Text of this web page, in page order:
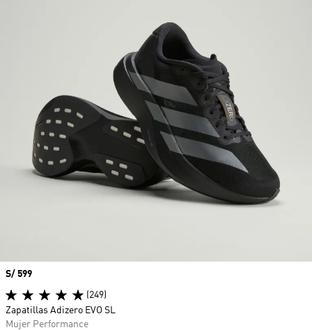
Precio
S/ 599
(249)
Zapatillas Adizero EVO SL
Mujer Performance